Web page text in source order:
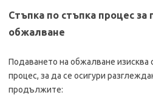
Стъпка по стъпка процес за
обжалване
Подаването на обжалване изисква
процес, за да се осигури
продължите: